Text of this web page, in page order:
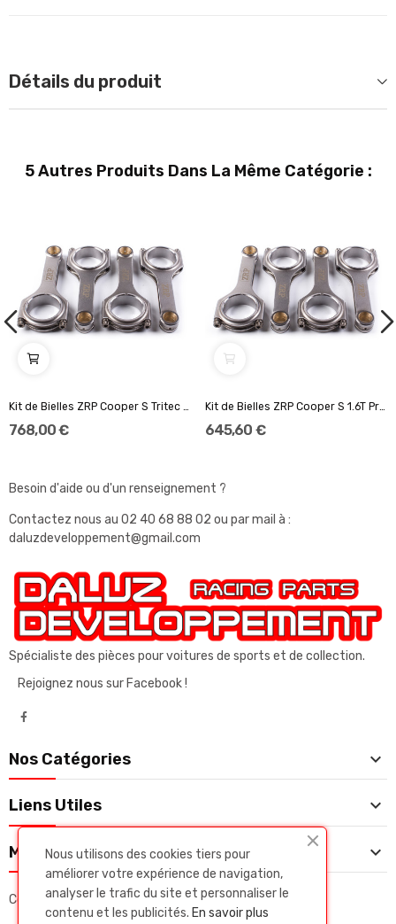
Détails du produit
5 Autres Produits Dans La Même Catégorie :
Kit de Bielles ZRP Cooper S Tritec 131.60...
768,00 €
Kit de Bielles ZRP Cooper S 1.6T Prince 138.55...
645,60 €
Besoin d'aide ou d'un renseignement ?
Contactez nous au 02 40 68 88 02 ou par mail à :
daluzdeveloppement@gmail.com
Spécialiste des pièces pour voitures de sports et de collection.
Rejoignez nous sur Facebook !
Nos Catégories 
Liens Utiles 
Mon Compte 
Copyright © Daluz developpeent. Tous droits réservés.
Nous utilisons des cookies tiers pour
améliorer votre expérience de navigation,
analyser le trafic du site et personnaliser le
contenu et les publicités. En savoir plus